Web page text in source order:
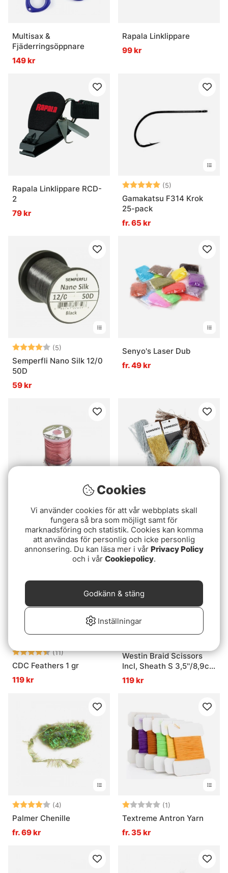
Multisax &
Fjäderringsöppnare
149 kr
Rapala Linklippare
99 kr
Rapala Linklippare RCD-
2
79 kr
Betyg: (5)
Gamakatsu F314 Krok
25-pack
fr. 65 kr
Betyg: (5)
4.0 utav 5 stjärnor
Semperfli Nano Silk 12/0
50D
59 kr
Senyo's Laser Dub
fr. 49 kr
Vinyl D Rib, Medium
fr. 69 kr
Shimmerbou
99 kr
Betyg: (11)4.6 utav 5 stjärnor
CDC Feathers 1 gr
119 kr
Westin Braid Scissors
Incl, Sheath S 3,5''/8,9cm
Black Sand
119 kr
Betyg: (4)
4.0 utav 5 stjärnor
Palmer Chenille
fr. 69 kr
Betyg: (1)
Textreme Antron Yarn
fr. 35 kr
Cookies
Vi använder cookies för att vår webbplats skall
fungera så bra som möjligt samt för
marknadsföring och statistik. Cookies kan komma
att användas för personlig och icke personlig
annonsering. Du kan läsa mer i vår Privacy Policy
och i vår Cookiepolicy.
Inställningar
Godkänn & stäng